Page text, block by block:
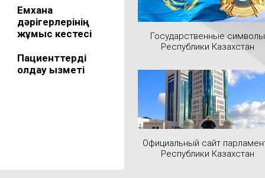
Емхана
дәрігерлерінің
жұмыс кестесі
Пациенттерді
қолдау қызметі
Государственные символы
Республики Казахстан
Официальный сайт
Республики Казахстан